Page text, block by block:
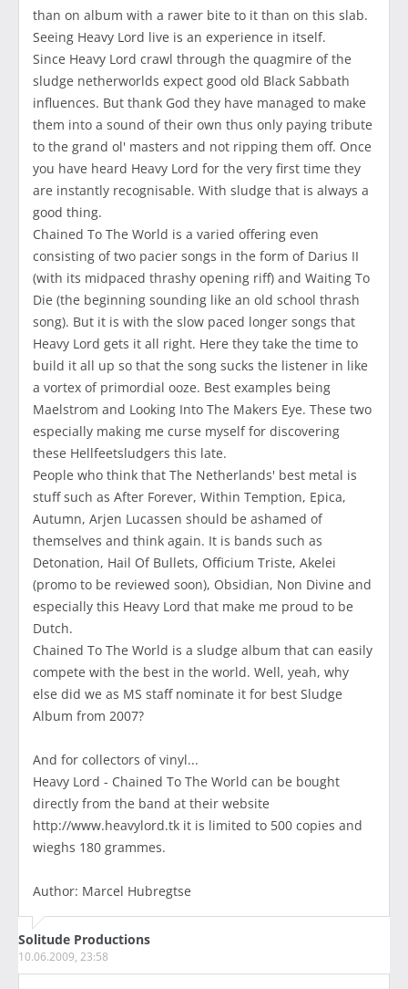
than on album with a rawer bite to it than on this slab.
Seeing Heavy Lord live is an experience in itself.
Since Heavy Lord crawl through the quagmire of the
sludge netherworlds expect good old Black Sabbath
influences. But thank God they have managed to make
them into a sound of their own thus only paying tribute
to the grand ol' masters and not ripping them off. Once
you have heard Heavy Lord for the very first time they
are instantly recognisable. With sludge that is always a
good thing.
Chained To The World is a varied offering even
consisting of two pacier songs in the form of Darius II
(with its midpaced thrashy opening riff) and Waiting To
Die (the beginning sounding like an old school thrash
song). But it is with the slow paced longer songs that
Heavy Lord gets it all right. Here they take the time to
build it all up so that the song sucks the listener in like
a vortex of primordial ooze. Best examples being
Maelstrom and Looking Into The Makers Eye. These two
especially making me curse myself for discovering
these Hellfeetsludgers this late.
People who think that The Netherlands' best metal is
stuff such as After Forever, Within Temption, Epica,
Autumn, Arjen Lucassen should be ashamed of
themselves and think again. It is bands such as
Detonation, Hail Of Bullets, Officium Triste, Akelei
(promo to be reviewed soon), Obsidian, Non Divine and
especially this Heavy Lord that make me proud to be
Dutch.
Chained To The World is a sludge album that can easily
compete with the best in the world. Well, yeah, why
else did we as MS staff nominate it for best Sludge
Album from 2007?
And for collectors of vinyl...
Heavy Lord - Chained To The World can be bought
directly from the band at their website
http://www.heavylord.tk it is limited to 500 copies and
wieghs 180 grammes.
Author: Marcel Hubregtse
Solitude Productions
10.06.2009, 23:58